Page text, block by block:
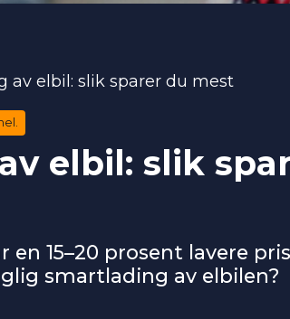
av elbil: slik sparer du mest
elbil: slik
15–20 prosent lavere
smartlading av elbilen?